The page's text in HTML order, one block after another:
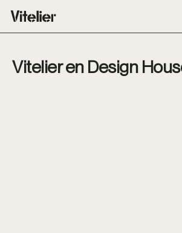
Vitelier en Design